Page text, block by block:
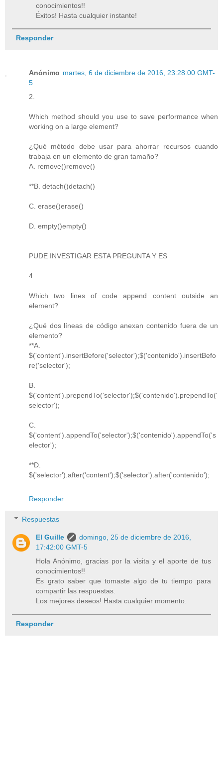
conocimientos!!
Éxitos! Hasta cualquier instante!
Responder
Anónimo martes, 6 de diciembre de 2016, 23:28:00 GMT-
5
2.
Which method should you use to save performance when
working on a large element?
¿Qué método debe usar para ahorrar recursos cuando
trabaja en un elemento de gran tamaño?
A. remove()remove()
**B. detach()detach()
C. erase()erase()
D. empty()empty()
PUDE INVESTIGAR ESTA PREGUNTA Y ES
4.
Which two lines of code append content outside an
element?
¿Qué dos líneas de código anexan contenido fuera de un
elemento?
**A.
$('content').insertBefore('selector');$('contenido').insertBefo
re('selector');
B.
$('content').prependTo('selector');$('contenido').prependTo('
selector');
C.
$('content').appendTo('selector');$('contenido').appendTo('s
elector');
**D.
$('selector').after('content');$('selector').after('contenido');
Responder
Respuestas
El Guille
domingo, 25 de diciembre de 2016,
17:42:00 GMT-5
Hola Anónimo, gracias por la visita y el aporte de tus
conocimientos!!
Es grato saber que tomaste algo de tu tiempo para
compartir las respuestas.
Los mejores deseos! Hasta cualquier momento.
Responder